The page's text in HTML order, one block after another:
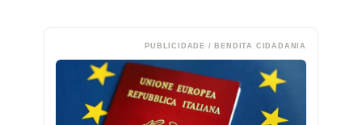
PUBLICIDADE / BENDITA CIDADANIA